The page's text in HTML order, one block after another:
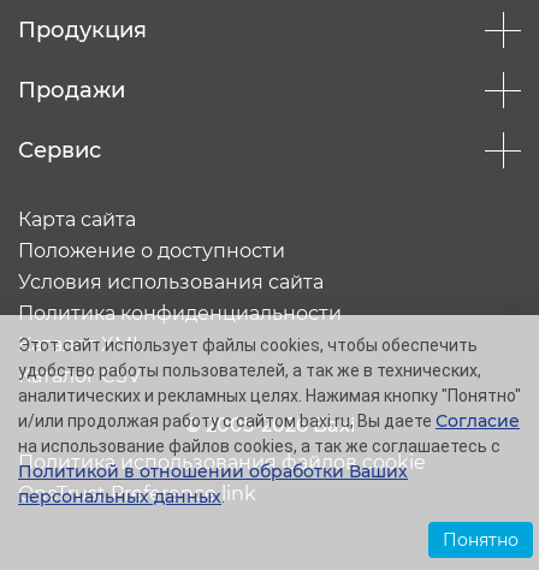
Продукция
Продажи
Сервис
© 2005-2026 Baxi
Карта сайта
Положение о доступности
Условия использования сайта
Политика конфиденциальности
Каталог XML
Каталог CSV
Политика использования файлов cookie
OneTrust Preference link
Этот сайт использует файлы cookies, чтобы обеспечить
удобство работы пользователей, а так же в технических,
аналитических и рекламных целях. Нажимая кнопку "Понятно"
и/или продолжая работу с сайтом baxi.ru, Вы даете Согласие
на использование файлов cookies, а так же соглашаетесь с
Политикой в отношении обработки Ваших
персональных данных.
Понятно